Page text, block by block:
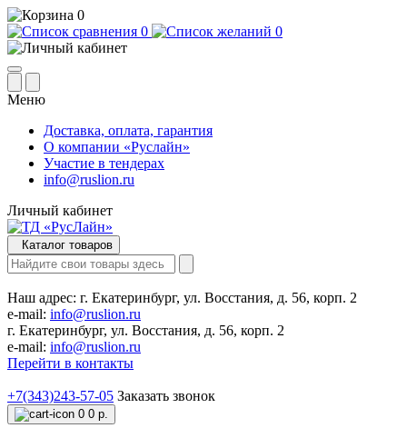
0
0
0
Меню
Доставка, оплата, гарантия
О компании «Руслайн»
Участие в тендерах
info@ruslion.ru
Личный кабинет
Каталог товаров
Наш адрес: г. Екатеринбург, ул. Восстания, д. 56, корп. 2
e-mail: info@ruslion.ru
г. Екатеринбург, ул. Восстания, д. 56, корп. 2
e-mail: info@ruslion.ru
Перейти в контакты
+7(343)243-57-05 Заказать звонок
0 0 р.